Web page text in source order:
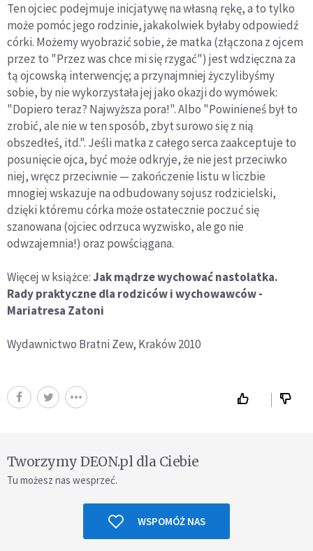
Ten ojciec podejmuje inicjatywę na własną rękę, a to tylko
może pomóc jego rodzinie, jakakolwiek byłaby odpowiedź
córki. Możemy wyobrazić sobie, że matka (złączona z ojcem
przez to "Przez was chce mi się rzygać") jest wdzięczna za
tą ojcowską interwencję; a przynajmniej życzylibyśmy
sobie, by nie wykorzystała jej jako okazji do wymówek:
"Dopiero teraz? Najwyższa pora!". Albo "Powinie­neś był to
zrobić, ale nie w ten sposób, zbyt surowo się z nią
obszedłeś, itd.". Jeśli matka z całego serca zaakceptuje to
posunięcie ojca, być może odkryje, że nie jest przeciwko
niej, wręcz przeciwnie — za­kończenie listu w liczbie
mnogiej wskazuje na od­budowany sojusz rodzicielski,
dzięki któremu cór­ka może ostatecznie poczuć się
szanowana (ojciec odrzuca wyzwisko, ale go nie
odwzajemnia!) oraz powściągana.
Więcej w książce:Jak mądrze wychować nastolatka.
Rady praktyczne dla rodziców i wychowawców -
Mariatresa Zatoni
Wydawnictwo Bratni Zew, Kraków 2010
Tworzymy DEON.pl dla Ciebie
Tu możesz nas wesprzeć.
WSPOMÓŻ NAS